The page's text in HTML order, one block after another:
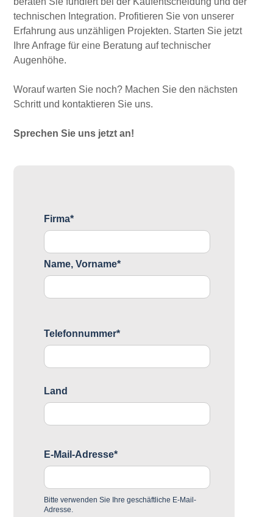
technischen Integration. Profitieren Sie von unserer
Erfahrung aus unzähligen Projekten. Starten Sie jetzt
Ihre Anfrage für eine Beratung auf technischer
Augenhöhe.
Worauf warten Sie noch? Machen Sie den nächsten
Schritt und kontaktieren Sie uns.
Sprechen Sie uns jetzt an!
Firma*
Name, Vorname*
Telefonnummer*
Land
E-Mail-Adresse*
Bitte verwenden Sie Ihre geschäftliche E-Mail-
Adresse.